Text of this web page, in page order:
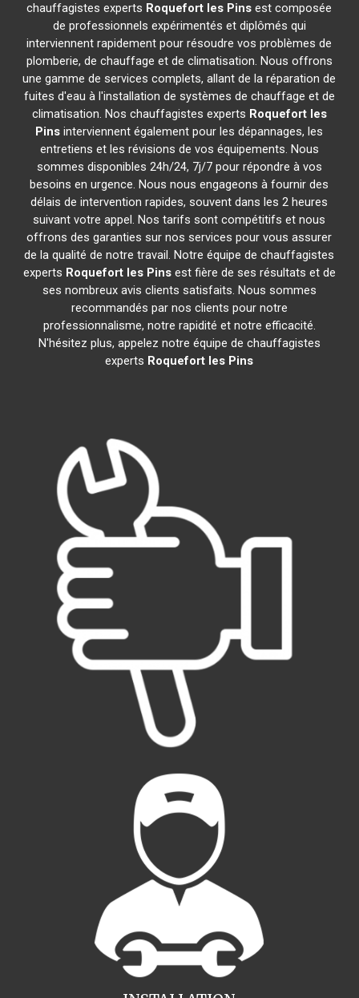
chauffagistes experts Roquefort les Pins est composée
de professionnels expérimentés et diplômés qui
interviennent rapidement pour résoudre vos problèmes de
plomberie, de chauffage et de climatisation. Nous offrons
une gamme de services complets, allant de la réparation de
fuites d'eau à l'installation de systèmes de chauffage et de
climatisation. Nos chauffagistes experts Roquefort les
Pins interviennent également pour les dépannages, les
entretiens et les révisions de vos équipements. Nous
sommes disponibles 24h/24, 7j/7 pour répondre à vos
besoins en urgence. Nous nous engageons à fournir des
délais de intervention rapides, souvent dans les 2 heures
suivant votre appel. Nos tarifs sont compétitifs et nous
offrons des garanties sur nos services pour vous assurer
de la qualité de notre travail. Notre équipe de chauffagistes
experts Roquefort les Pinsest fière de ses résultats et de
ses nombreux avis clients satisfaits. Nous sommes
recommandés par nos clients pour notre
professionnalisme, notre rapidité et notre efficacité.
N'hésitez plus, appelez notre équipe de chauffagistes
experts Roquefort les Pins